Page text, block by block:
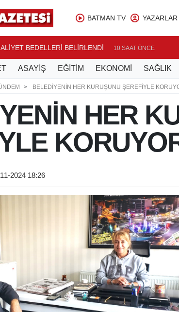
BATMAN TV YAZARLAR
BEDELLERİ BELİRLENDİ 10 SAAT ÖNCE
ASAYİŞ EĞİTİM EKONOMİ SAĞLIK
BELEDİYENİN HER KURUŞUNU ŞEREFİYLE
HER
2024 18:26